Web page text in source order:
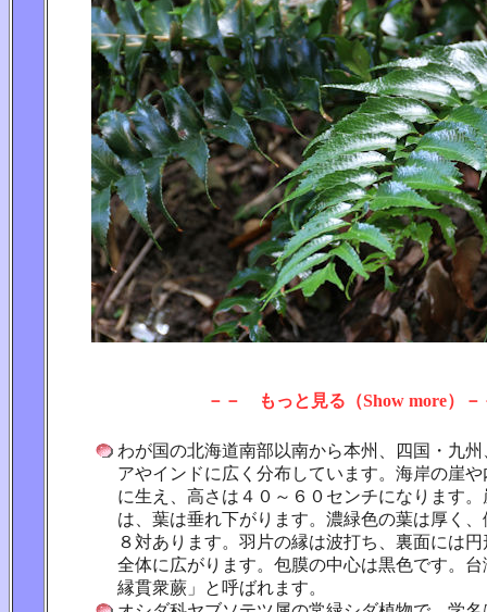
－－ もっと見る（Show more）－
わが国の北海道南部以南から本州、四国・九
アやインドに広く分布しています。海岸の崖
に生え、高さは４０～６０センチになります
は、葉は垂れ下がります。濃緑色の葉は厚く
８対あります。羽片の縁は波打ち、裏面には
全体に広がります。包膜の中心は黒色です。
縁貫衆蕨」と呼ばれます。